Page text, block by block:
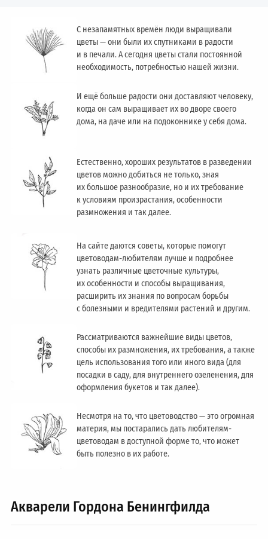
С незапамятных времён люди выращивали
цветы — они были их спутниками в радости
и в печали. А сегодня цветы стали постоянной
необходимость, потребностью нашей жизни.
И ещё больше радости они доставляют человеку,
когда он сам выращивает их во дворе своего
дома, на даче или на подоконнике у себя дома.
Естественно, хороших результатов в разведении
цветов можно добиться не только, зная
их большое разнообразие, но и их требование
к условиям произрастания, особенности
размножения и так далее.
На сайте даются советы, которые помогут
цветоводам-любителям лучше и подробнее
узнать различные цветочные культуры,
их особенности и способы выращивания,
расширить их знания по вопросам борьбы
с болезными и вредителями растений и другим.
Рассматриваются важнейшие виды цветов,
способы их размножения, их требования, а также
цель использования того или иного вида (для
посадки в саду, для внутреннего озеленения, для
оформления букетов и так далее).
Несмотря на то, что цветоводство — это огромная
материя, мы постарались дать любителям-
цветоводам в доступной форме то, что может
быть полезно в их работе.
Акварели Гордона Бенингфилда